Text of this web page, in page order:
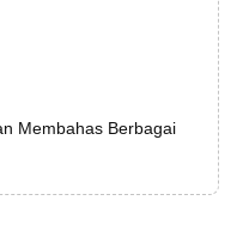
Membahas Berbagai